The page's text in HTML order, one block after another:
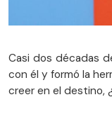
Casi dos décadas
con él y formó la
creer en el destino,